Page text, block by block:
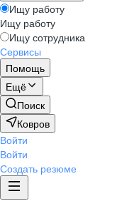
Ищу работу
Ищу работу
Ищу сотрудника
Сервисы
Помощь
Ещё
Поиск
Ковров
Войти
Войти
Создать резюме